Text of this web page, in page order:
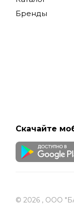
Бренды
Скачайте
© 2026 , ООО